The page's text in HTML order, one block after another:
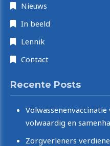
Nieuws
In beeld
Lennik
Contact
Recente Posts
volwaardig en
Zorgverleners